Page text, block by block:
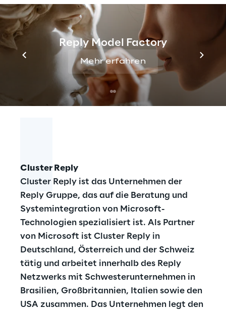
Reply Model Factory
Mehr erfahren
Cluster ReplyArbeitsplatzbuchungs-App, mit
der Unternehmen Arbeitsplatzressourcen
wie Arbeitsplätze und technische
Ausstattung verwalten können. Die App wird
aktuell von sechs Kunden genutzt, die so
hybride Arbeitsmodelle und agile Teamarbeit
mit flexiblen Working Space umsetzen
können.
Cluster Reply
Cluster Reply ist das Unternehmen der
Reply Gruppe, das auf die Beratung und
Systemintegration von Microsoft-
Technologien spezialisiert ist. Als Partner
von Microsoft ist Cluster Reply in
Deutschland, Österreich und der Schweiz
tätig und arbeitet innerhalb des Reply
Netzwerks mit Schwesterunternehmen in
Brasilien, Großbritannien, Italien sowie den
USA zusammen. Das Unternehmen legt den